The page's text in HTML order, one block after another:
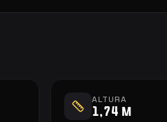
ALTURA
1,74 m